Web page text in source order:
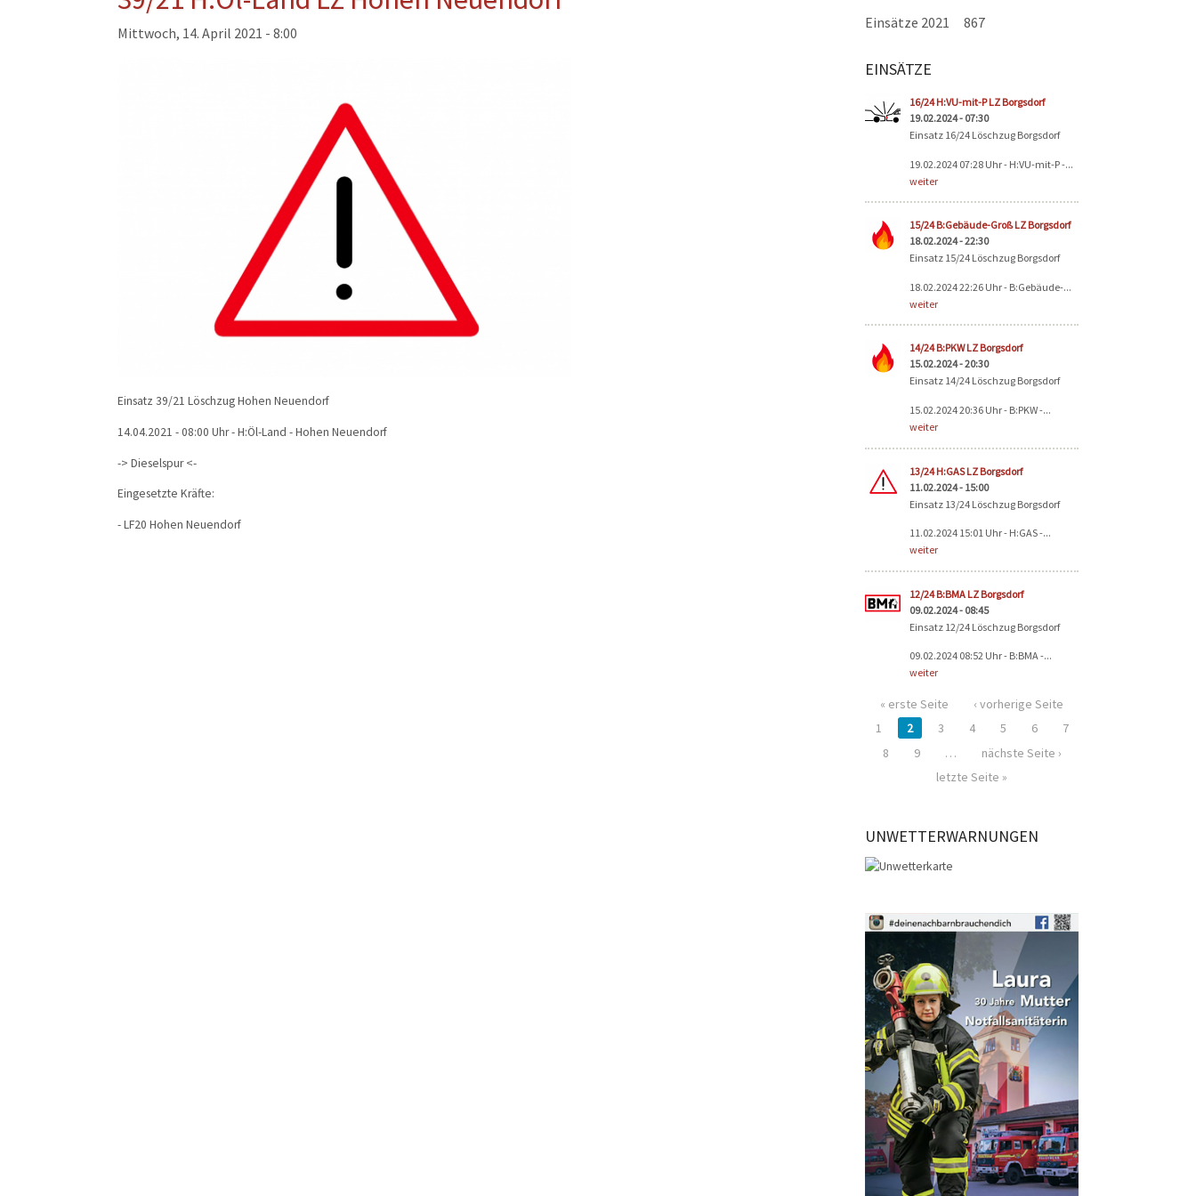
Mittwoch, 14. April 2021 - 8:00
Einsatz 39/21 Löschzug Hohen Neuendorf
14.04.2021 - 08:00 Uhr - H:Öl-Land - Hohen Neuendorf
-> Dieselspur <-
Eingesetzte Kräfte:
- LF20 Hohen Neuendorf
Einsätze 2021 867
EINSÄTZE
16/24 H:VU-mit-P LZ Borgsdorf
19.02.2024 - 07:30
Einsatz 16/24 Löschzug Borgsdorf
19.02.2024 07:28 Uhr - H:VU-mit-P -...
weiter
15/24 B:Gebäude-Groß LZ Borgsdorf
18.02.2024 - 22:30
Einsatz 15/24 Löschzug Borgsdorf
18.02.2024 22:26 Uhr - B:Gebäude-...
weiter
14/24 B:PKW LZ Borgsdorf
15.02.2024 - 20:30
Einsatz 14/24 Löschzug Borgsdorf
15.02.2024 20:36 Uhr - B:PKW -...
weiter
13/24 H:GAS LZ Borgsdorf
11.02.2024 - 15:00
Einsatz 13/24 Löschzug Borgsdorf
11.02.2024 15:01 Uhr - H:GAS -...
weiter
12/24 B:BMA LZ Borgsdorf
09.02.2024 - 08:45
Einsatz 12/24 Löschzug Borgsdorf
09.02.2024 08:52 Uhr - B:BMA -...
weiter
Seiten
« erste Seite
‹ vorherige Seite
1
2 3 4 5 6
7
8
9 …
nächste Seite ›
letzte Seite »
UNWETTERWARNUNGEN